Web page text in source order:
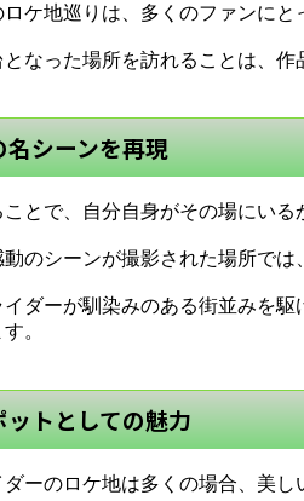
ケ地巡りは、多くのファンにと
なった場所を訪れることは、
シーンを再現
とで、自分自身がその場にいる
のシーンが撮影された場所で
ダーが馴染みのある街並みを
。
トとしての魅力
ーのロケ地は多くの場合、美し